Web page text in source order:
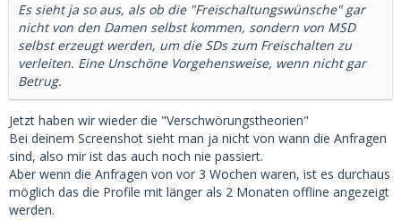
Es sieht ja so aus, als ob die "Freischaltungswünsche" gar
nicht von den Damen selbst kommen, sondern von MSD
selbst erzeugt werden, um die SDs zum Freischalten zu
verleiten. Eine Unschöne Vorgehensweise, wenn nicht gar
Betrug.
Jetzt haben wir wieder die "Verschwörungstheorien"
Bei deinem Screenshot sieht man ja nicht von wann die Anfragen
sind, also mir ist das auch noch nie passiert.
Aber wenn die Anfragen von vor 3 Wochen waren, ist es durchaus
möglich das die Profile mit länger als 2 Monaten offline angezeigt
werden.